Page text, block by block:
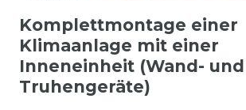
Komplettmontage einer
Klimaanlage mit einer
Inneneinheit (Wand- und
Truhengeräte)